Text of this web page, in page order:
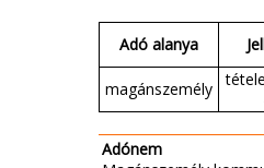
Adó alanya
magánszemély
Adónem